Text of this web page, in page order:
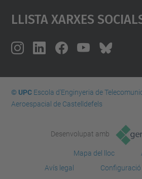
Llista Xarxes
© UPCEscola d'Enginyeria de
Aeroespacial de Castelldefels
Desenvolupat amb
Mapa del lloc
Avís legal